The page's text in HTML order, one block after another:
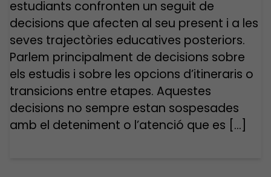
estudiants confronten un seguit de
decisions que afecten al seu present i a les
seves trajectòries educatives posteriors.
Parlem principalment de decisions sobre
els estudis i sobre les opcions d’itineraris o
transicions entre etapes. Aquestes
decisions no sempre estan sospesades
amb el deteniment o l’atenció que es […]